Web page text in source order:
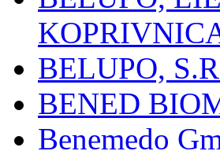
BELUPO,
BENED
Benemedo